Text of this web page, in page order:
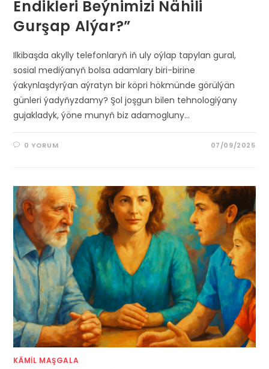
Endikleri Beýnimizi Nähili
Gurşap Alýar?”
Ilkibaşda akylly telefonlaryň iň uly oýlap tapylan gural,
sosial mediýanyň bolsa adamlary biri-birine
ýakynlaşdyrýan aýratyn bir köpri hökmünde görülýän
günleri ýadyňyzdamy? Şol joşgun bilen tehnologiýany
gujakladyk, ýöne munyň biz adamogluny…
0 YORUM 07/09/2025
KÄMIL MAŞGALA